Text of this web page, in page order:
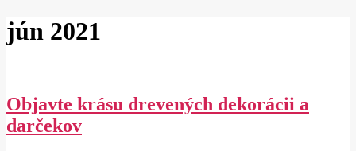
jún 2021
Objavte krásu drevených dekorácii a
darčekov